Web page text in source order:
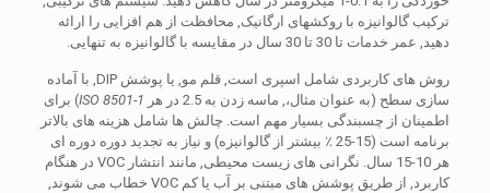
ترکیب گالوانیزه با روکشهای ارگانیک, محافظت از هم افزایی را ارائه
دهید, عمر خدمات تا 30 تا 30 سال در مقایسه با گالوانیزه به تنهایی.
روش های کاربردی شامل اسپری است, قلم مو, یا پوشش DIP, با آماده
سازی سطح (به عنوان مثال،, ماسه زدن به 2.5 در هر
ISO 8501-1) برای
اطمینان از چسبندگی بسیار مهم است. چالش ها شامل هزینه های بالاتر
برنامه است (15-25 ٪ بیشتر از گالوانیزه) و نیاز به تجدید دوره دوره ای
هر 10-15 سال. نگرانی های زیست محیطی, مانند انتشار VOC در هنگام
کاربرد, از طریق پوشش های مبتنی بر آب یا کم VOC خطاب می شوند,